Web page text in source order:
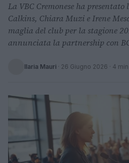
La VBC Cremonese ha
Calkins, Chiara Muzi e Irene
maglia del club per la stagione
annunciata la partnership con
Ilaria Mauri · 26 Giugno 2026 · 4 min